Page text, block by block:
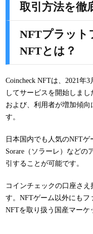
取引方法を徹
NFTプラット
NFTとは？
Coincheck NFTは、2021年
してサービスを開始しま
および、利用者が増加傾
す。
日本国内でも人気のNFTゲ
Sorare（ソラーレ）などの
引することが可能です。
コインチェックの口座さ
す。NFTゲーム以外にも
NFTを取り扱う国産マーケ